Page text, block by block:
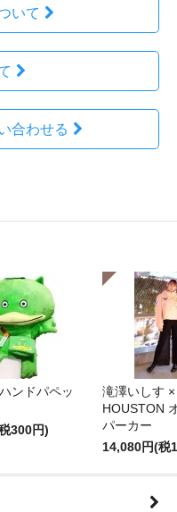
いて
合わせる
ンドパペッ
300円)
滝澤いしす ×
HOUSTON
パーカー
14,080円(税